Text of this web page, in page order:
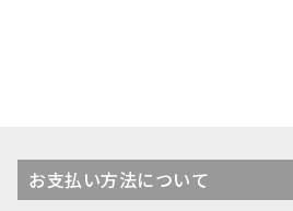
お支払い方法について